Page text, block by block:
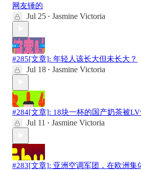
网友锤的
Jul 25 • Jasmine Victoria
#285[文章]: 年轻人该长大但未长大？
Jul 18 • Jasmine Victoria
#284[文章]: 18块一杯的国产奶茶被
Jul 11 • Jasmine Victoria
#283[文章]: 亚洲空调军团，在欧洲集